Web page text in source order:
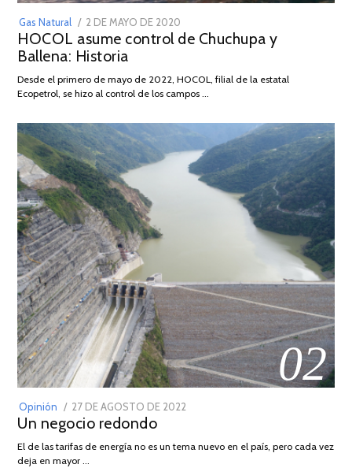
Gas Natural
POSTED
ON
2 DE MAYO DE 2020
DE
2026
HOCOL asume control de Chuchupa y
Ballena: Historia
Desde el primero de mayo de 2022, HOCOL, filial de la estatal
Ecopetrol, se hizo al control de los campos …
02
Opinión
POSTED
ON
27 DE AGOSTO DE 2022
DE
Un negocio redondo
El de las tarifas de energía no es un tema nuevo en el país, pero cada vez
deja en mayor …